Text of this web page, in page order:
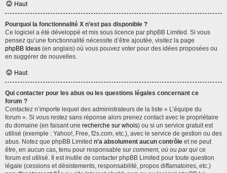
Haut
Pourquoi la fonctionnalité X n’est pas disponible ?
Ce logiciel a été développé et mis sous licence par phpBB Limited. Si vous
pensez qu’une fonctionnalité nécessite d’être ajoutée, visitez la page
phpBB Ideas (en anglais) où vous pouvez voter pour des idées proposées ou
en suggérer de nouvelles.
Haut
Qui contacter pour les abus ou les questions légales concernant ce
forum ?
Contactez n’importe lequel des administrateurs de la liste « L’équipe du
forum ». Si vous restez sans réponse alors prenez contact avec le propriétaire
du domaine (en faisant une recherche sur whois) ou si un service gratuit est
utilisé (exemple : Yahoo!, Free, f2s.com, etc.), avec le service de gestion ou des
abus. Notez que phpBB Limited n’a absolument aucun contrôle et ne peut
être, en aucun cas, tenu pour responsable sur comment, où ou par qui ce
forum est utilisé. Il est inutile de contacter phpBB Limited pour toute question
légale (cessions et désistements, responsabilité, propos diffamatoires, etc.)